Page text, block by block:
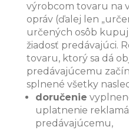
výrobcom tovaru na
opráv (ďalej len
určených osôb
žiadosť predávajúci.
tovaru, ktorý sa dá
predávajúcemu
splnené všetky
doručenie
uplatnenie
predávajúcemu,